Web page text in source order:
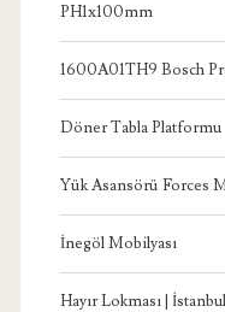
PH1x100mm
1600A01TH9 Bosch
Döner Tabla Platformu
Yük Asansörü Forces
İnegöl Mobilyası
Hayır Lokması |